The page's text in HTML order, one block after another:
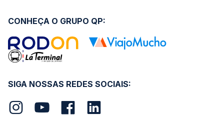
SIGA NOSSAS REDES SOCIAIS:
CONHEÇA O GRUPO QP: